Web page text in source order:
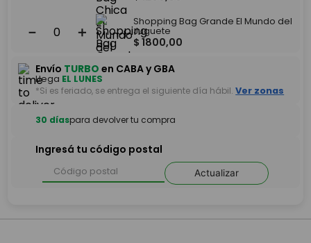
＋
－
Shopping Bag Grande El Mundo del
Juguete
$ 1800,00
Envío TURBO en CABA y GBA
Llega EL LUNES
*Si es feriado, se entrega el siguiente día hábil. Ver zonas
30 díaspara devolver tu compra
Ingresá tu código postal
Actualizar